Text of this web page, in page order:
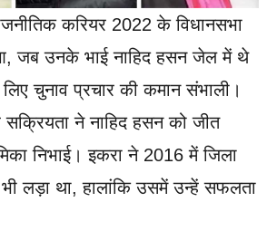
करियर 2022 के विधानसभा
जब उनके भाई नाहिद हसन जेल में थे
चुनाव प्रचार की कमान संभाली।
ने नाहिद हसन को जीत
निभाई। इकरा ने 2016 में जिला
लड़ा था, हालांकि उसमें उन्हें सफलता